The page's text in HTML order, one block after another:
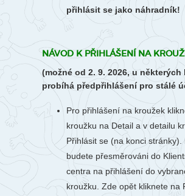
přihlásit se jako náhradník!
NÁVOD K PŘIHLÁŠENÍ NA
(možné od 2. 9. 2026, u některých
probíhá předpřihlášení pro stálé
Pro přihlášení na kroužek
kroužku na Detail a v detailu
Přihlásit se (na konci stránky).
budete přesměrováni do
centra na přihlášení do
kroužku. Zde opět kliknete na